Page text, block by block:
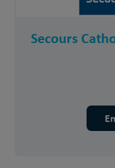
Secours